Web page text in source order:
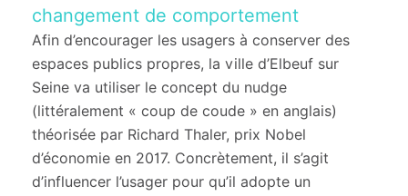
changement de comportement
Afin d’encourager les usagers à conserver des
espaces publics propres, la ville d’Elbeuf sur
Seine va utiliser le concept du nudge
(littéralement « coup de coude » en anglais)
théorisée par Richard Thaler, prix Nobel
d’économie en 2017. Concrètement, il s’agit
d’influencer l’usager pour qu’il adopte un